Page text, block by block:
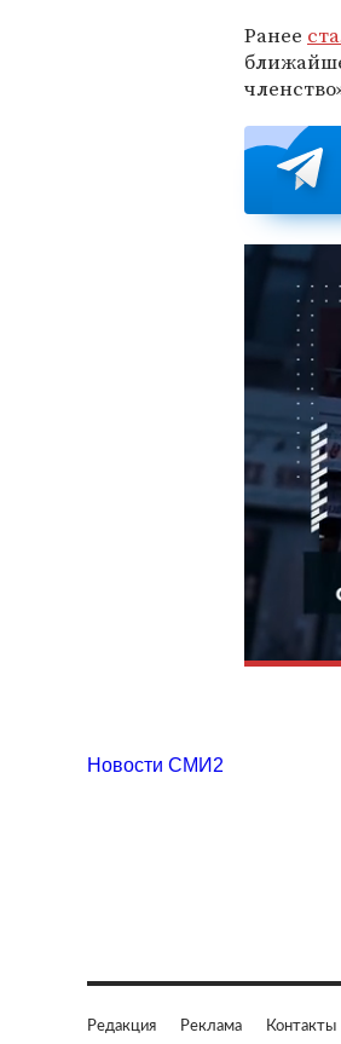
Ранее
Новости СМИ2
Редакция Реклама Контакты